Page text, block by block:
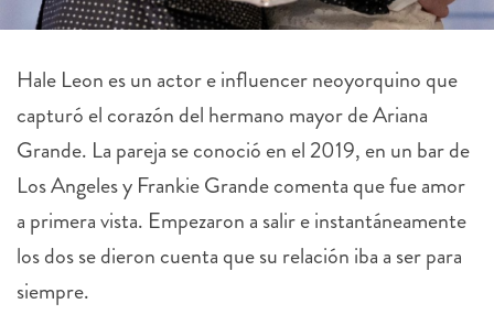
Hale Leon es un actor e influencer neoyorquino que
capturó el corazón del hermano mayor de Ariana
Grande. La pareja se conoció en el 2019, en un bar de
Los Angeles y Frankie Grande comenta que fue amor
a primera vista. Empezaron a salir e instantáneamente
los dos se dieron cuenta que su relación iba a ser para
siempre.